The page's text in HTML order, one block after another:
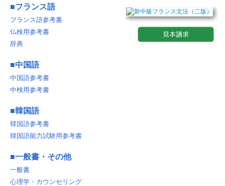
■フランス語
フランス語参考書
仏検用参考書
辞典
■中国語
中国語参考書
中検用参考書
■韓国語
韓国語参考書
韓国語能力試験用参考書
■一般書・その他
一般書
心理学・カウンセリング